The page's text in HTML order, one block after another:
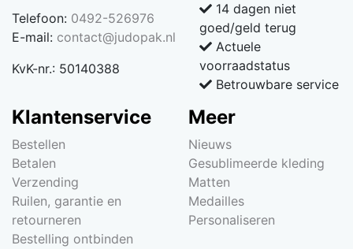
Telefoon: 0492-526976
E-mail: contact@judopak.nl
KvK-nr.: 50140388
14 dagen niet
goed/geld terug
Actuele
voorraadstatus
Betrouwbare service
Klantenservice
Bestellen
Betalen
Verzending
Ruilen, garantie en
retourneren
Bestelling ontbinden
Meer
Nieuws
Gesublimeerde kleding
Matten
Medailles
Personaliseren